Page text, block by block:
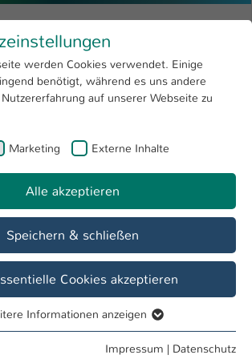
Menu
4
Open submenu
Projekte
Grundgesetz (Foto: Bundesregierung)
werden Cookies verwendet. Einige
benötigt, während es uns andere
auf unserer Webseite zu
Marketing Externe Inhalte
Alle akzeptieren
Speichern & schließen
Cookies akzeptieren
werden für grundlegende Funktionen
Informationen anzeigen
Impressum | Datenschutz